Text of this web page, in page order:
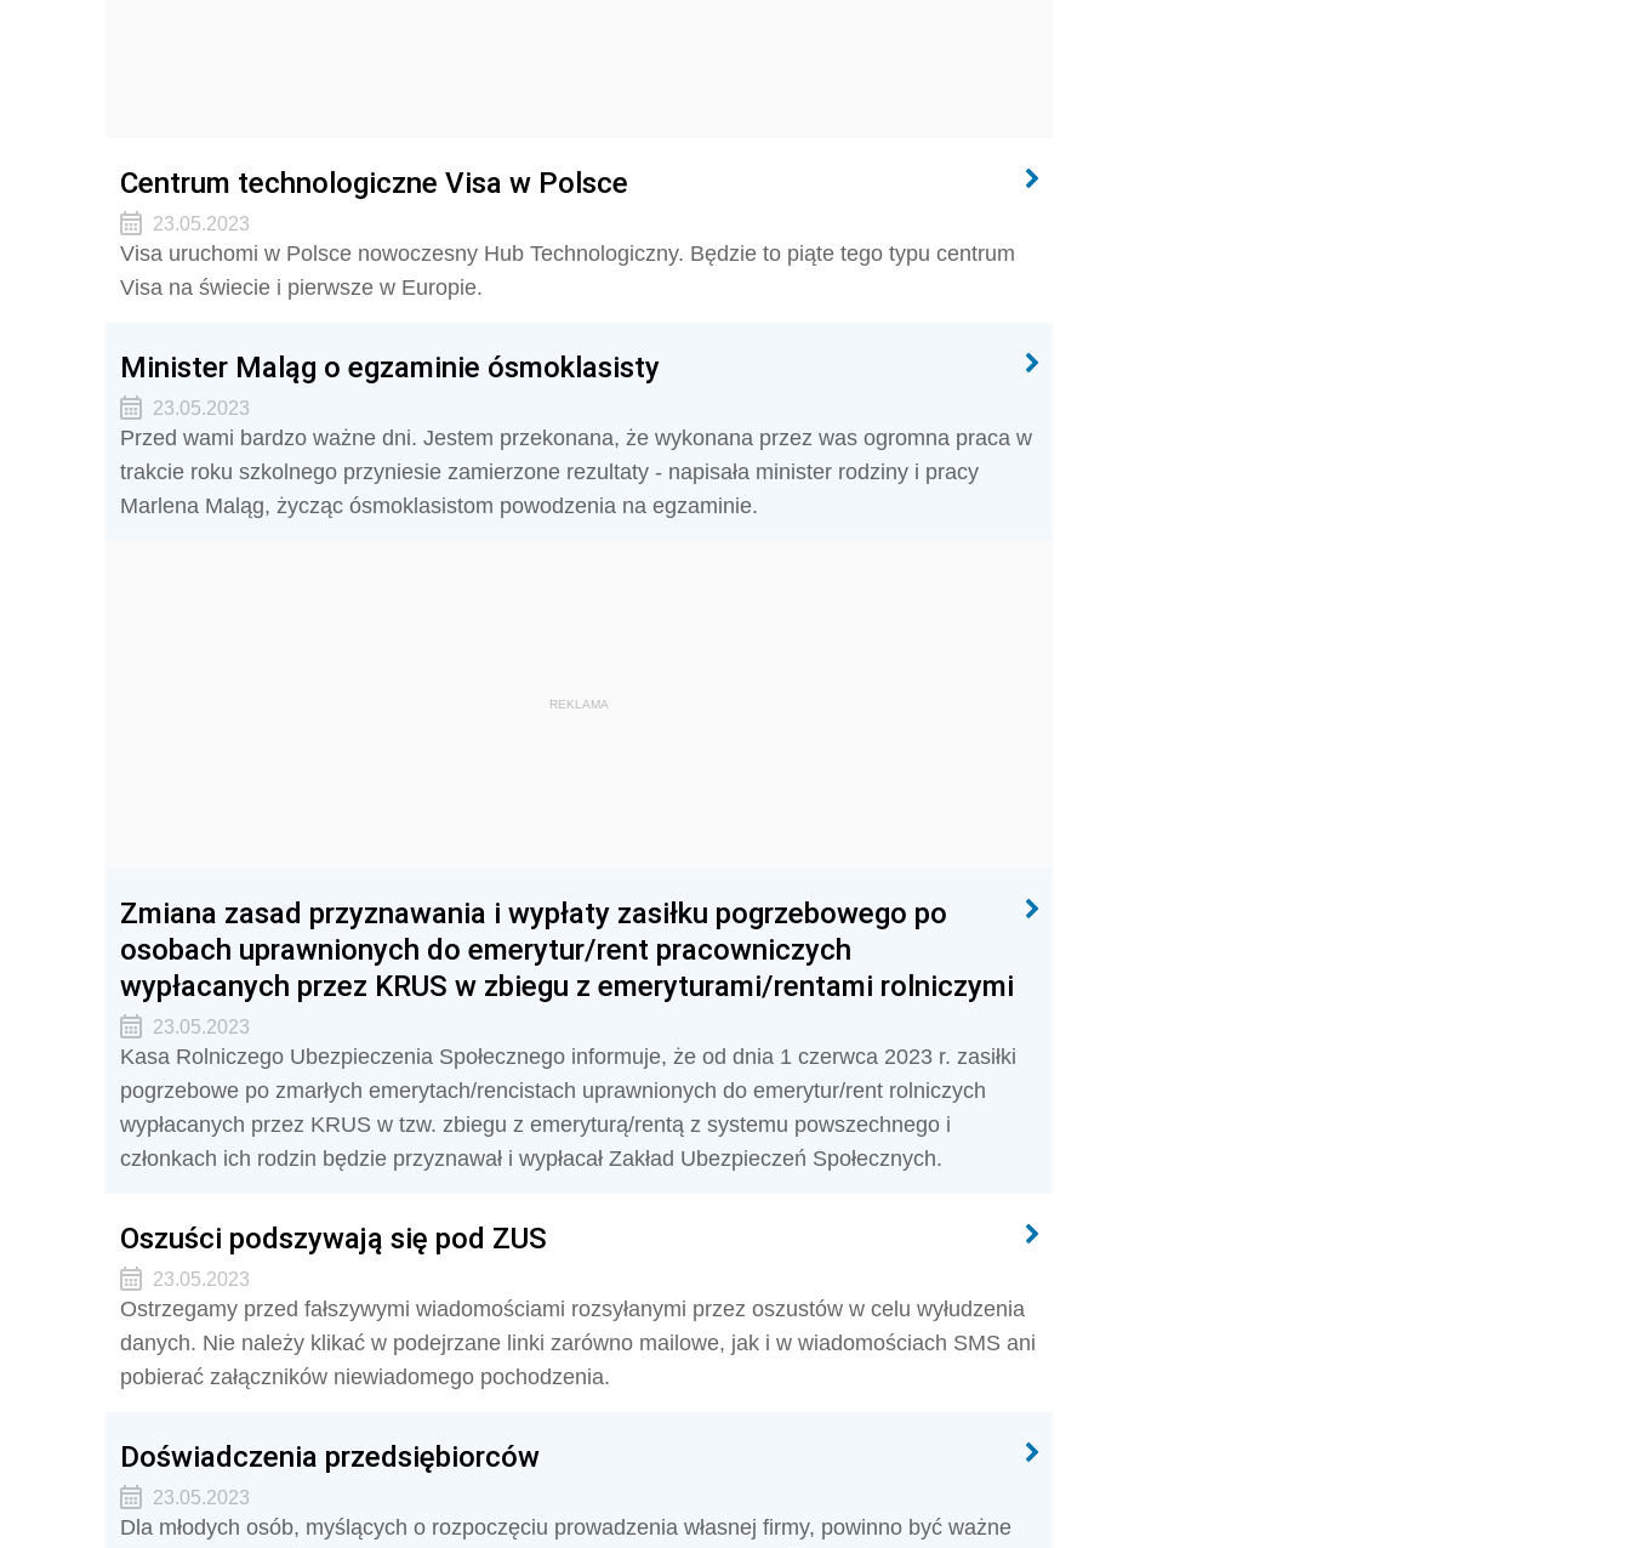
Centrum technologiczne Visa w Polsce
23.05.2023
Visa uruchomi w Polsce nowoczesny Hub Technologiczny. Będzie to piąte tego typu centrum
Visa na świecie i pierwsze w Europie.
Minister Maląg o egzaminie ósmoklasisty
23.05.2023
Przed wami bardzo ważne dni. Jestem przekonana, że wykonana przez was ogromna praca w
trakcie roku szkolnego przyniesie zamierzone rezultaty - napisała minister rodziny i pracy
Marlena Maląg, życząc ósmoklasistom powodzenia na egzaminie.
REKLAMA
Zmiana zasad przyznawania i wypłaty zasiłku pogrzebowego po
osobach uprawnionych do emerytur/rent pracowniczych
wypłacanych przez KRUS w zbiegu z emeryturami/rentami rolniczymi
23.05.2023
Kasa Rolniczego Ubezpieczenia Społecznego informuje, że od dnia 1 czerwca 2023 r. zasiłki
pogrzebowe po zmarłych emerytach/rencistach uprawnionych do emerytur/rent rolniczych
wypłacanych przez KRUS w tzw. zbiegu z emeryturą/rentą z systemu powszechnego i
członkach ich rodzin będzie przyznawał i wypłacał Zakład Ubezpieczeń Społecznych.
Oszuści podszywają się pod ZUS
23.05.2023
Ostrzegamy przed fałszywymi wiadomościami rozsyłanymi przez oszustów w celu wyłudzenia
danych. Nie należy klikać w podejrzane linki zarówno mailowe, jak i w wiadomościach SMS ani
pobierać załączników niewiadomego pochodzenia.
Doświadczenia przedsiębiorców
23.05.2023
Dla młodych osób, myślących o rozpoczęciu prowadzenia własnej firmy, powinno być ważne